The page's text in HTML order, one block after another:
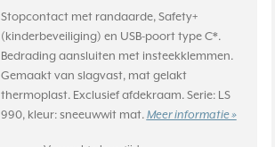
Stopcontact met randaarde, Safety+
(kinderbeveiliging) en USB-poort type C*.
Bedrading aansluiten met insteekklemmen.
Gemaakt van slagvast, mat gelakt
thermoplast. Exclusief afdekraam. Serie: LS
990, kleur: sneeuwwit mat. Meer informatie »